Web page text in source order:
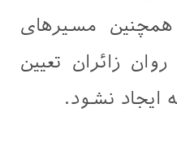
مسیرهای
زائران تعیین
ایجاد نشود.